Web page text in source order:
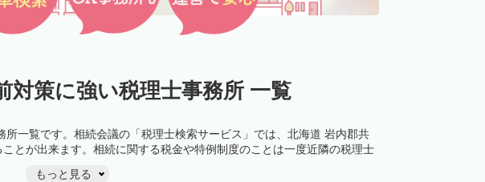
対策に強い税理士事務所 一覧
一覧です。相続会議の「税理士検索サービス」では、北海道 岩内郡共
とが出来ます。相続に関する税金や特例制度のことは一度近隣の税理士
もっと見る